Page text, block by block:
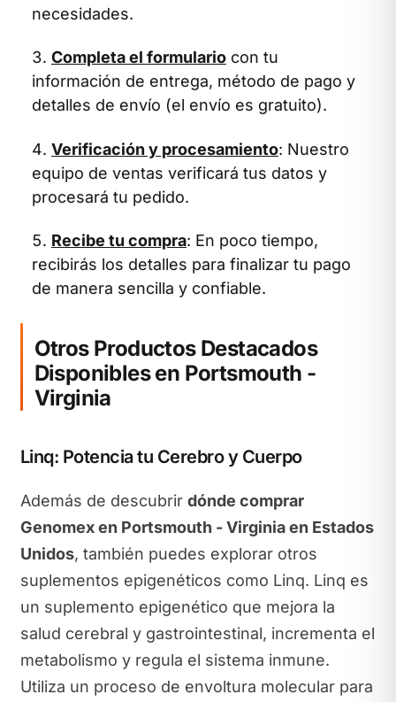
necesidades.
Completa el formulario con tu
información de entrega, método de pago y
detalles de envío (el envío es gratuito).
Verificación y procesamiento: Nuestro
equipo de ventas verificará tus datos y
procesará tu pedido.
Recibe tu compra: En poco tiempo,
recibirás los detalles para finalizar tu pago
de manera sencilla y confiable.
Otros Productos Destacados
Disponibles en Portsmouth -
Virginia
Linq: Potencia tu Cerebro y Cuerpo
Además de descubrir dónde comprar
Genomex en Portsmouth - Virginia en Estados
Unidos, también puedes explorar otros
suplementos epigenéticos como Linq. Linq es
un suplemento epigenético que mejora la
salud cerebral y gastrointestinal, incrementa el
metabolismo y regula el sistema inmune.
Utiliza un proceso de envoltura molecular para